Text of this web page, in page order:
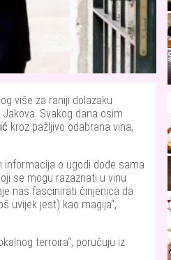
više za raniji dolazaku
Svakog dana osim
kroz pažljivo odabrana vina,
informacija o ugodi dođe sama
se mogu razaznati u vinu
nas fascinirati činjenica da
uvijek jest) kao magija ,
terroira , poručuju iz